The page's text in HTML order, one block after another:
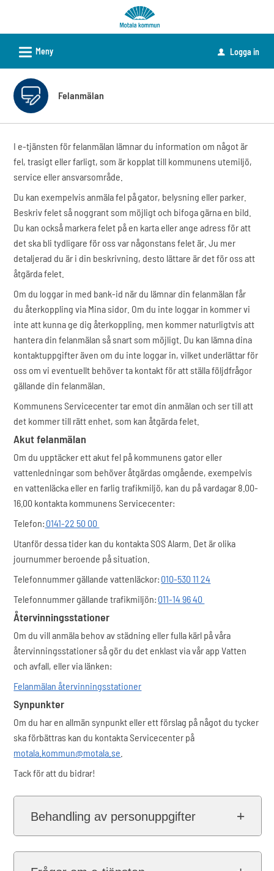
tjänster
Motala
kommun
L Meny u Logga in
Felanmälan
I e-tjänsten för felanmälan lämnar du information om något är
fel, trasigt eller farligt, som är kopplat till kommunens utemiljö,
service eller ansvarsområde.
Du kan exempelvis anmäla fel på gator, belysning eller parker.
Beskriv felet så noggrant som möjligt och bifoga gärna en bild.
Du kan också markera felet på en karta eller ange adress för att
det ska bli tydligare för oss var någonstans felet är. Ju mer
detaljerad du är i din beskrivning, desto lättare är det för oss att
åtgärda felet.
Om du loggar in med bank-id när du lämnar din felanmälan får
du återkoppling via Mina sidor. Om du inte loggar in kommer vi
inte att kunna ge dig återkoppling, men kommer naturligtvis att
hantera din felanmälan så snart som möjligt. Du kan lämna dina
kontaktuppgifter även om du inte loggar in, vilket underlättar för
oss om vi eventuellt behöver ta kontakt för att ställa följdfrågor
gällande din felanmälan.
Kommunens Servicecenter tar emot din anmälan och ser till att
det kommer till rätt enhet, som kan åtgärda felet.
Akut felanmälan
Om du upptäcker ett akut fel på kommunens gator eller
vattenledningar som behöver åtgärdas omgående, exempelvis
en vattenläcka eller en farlig trafikmiljö, kan du på vardagar 8.00-
16.00 kontakta kommunens Servicecenter:
Telefon: 0141-22 50 00
Utanför dessa tider kan du kontakta SOS Alarm. Det är olika
journummer beroende på situation.
Telefonnummer gällande vattenläckor: 010-530 11 24
Telefonnummer gällande trafikmiljön: 011-14 96 40
Återvinningsstationer
Om du vill anmäla behov av städning eller fulla kärl på våra
återvinningsstationer så gör du det enklast via vår app Vatten
och avfall, eller via länken:
Felanmälan återvinningsstationer
Synpunkter
Om du har en allmän synpunkt eller ett förslag på något du tycker
ska förbättras kan du kontakta Servicecenter på
motala.kommun@motala.se
Tack för att du bidrar!
Behandling av personuppgifter